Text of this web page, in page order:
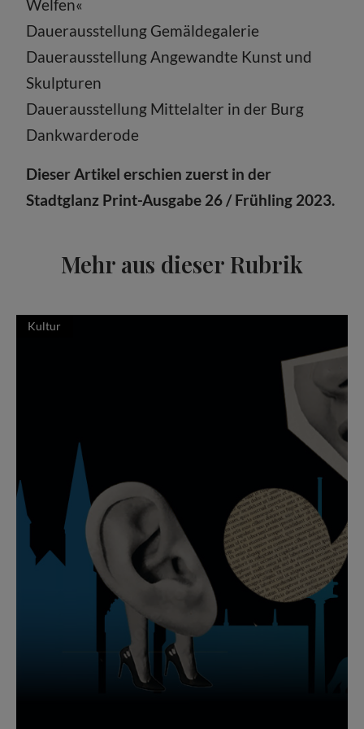
Welfen«
Dauerausstellung Gemäldegalerie
Dauerausstellung Angewandte Kunst und
Skulpturen
Dauerausstellung Mittelalter in der Burg
Dankwarderode
Dieser Artikel erschien zuerst in der
Stadtglanz Print-Ausgabe 26 / Frühling 2023.
Mehr aus dieser Rubrik
Kultur